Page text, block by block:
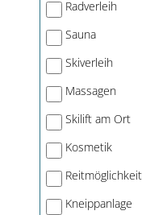
Radverleih
Sauna
Skiverleih
Massagen
Skilift am Ort
Kosmetik
Reitmöglichkeit
Kneippanlage